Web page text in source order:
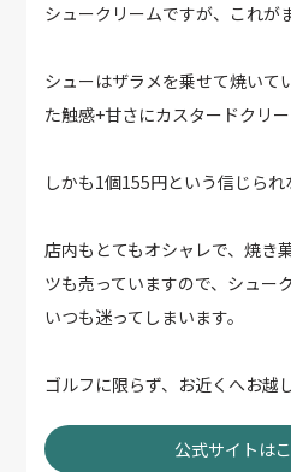
シュークリームですが、これが
シューはザラメを乗せて焼いて
た触感+甘さにカスタードクリ
しかも1個155円という信じられ
店内もとてもオシャレで、焼き
ツも売っていますので、シュー
いつも迷ってしまいます。
ゴルフに限らず、お近くへお越
公式サイトは